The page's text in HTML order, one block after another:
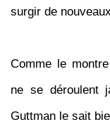
surgir de
Comme le
ne se déroulent
Guttman le sait